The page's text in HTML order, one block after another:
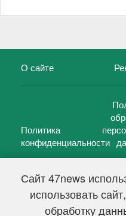
Сайт 47news
использовать
обработку
О сайте
Политика
конфиденциальности
47 новостей (47 news)2005
Свидетельство о